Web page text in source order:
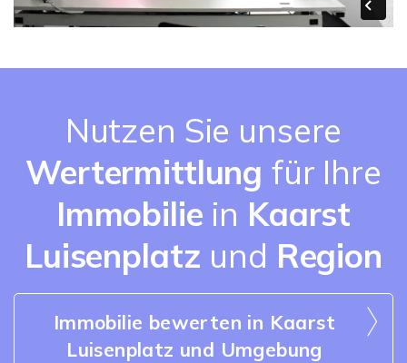
Nutzen Sie unsere
Wertermittlung für Ihre
Immobilie in Kaarst
Luisenplatz und Region
Immobilie bewerten in Kaarst
Luisenplatz und Umgebung